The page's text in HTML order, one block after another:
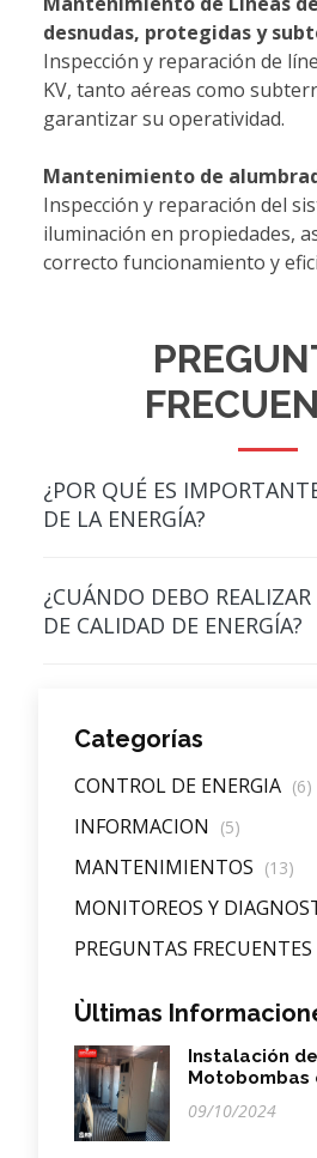
desnudas, protegidas y
Inspección y reparación de
KV, tanto aéreas como
garantizar su operatividad.
Mantenimiento de
Inspección y reparación del
iluminación en propiedades,
correcto funcionamiento y
¿POR QUÉ ES
DE LA ENERGÍA?
¿CUÁNDO DEBO
DE CALIDAD DE ENERGÍA?
Categorías
CONTROL DE ENERGIA (6)
INFORMACION (5)
MANTENIMIENTOS (13)
MONITOREOS Y
PREGUNTAS FRECUENTES
Ùltimas
Instalación
Motobombas
09/10/2024